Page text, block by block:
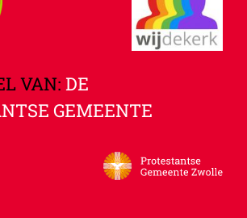
VAN: DE
GEMEENTE